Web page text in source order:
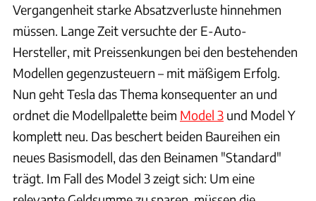
Vergangenheit starke Absatzverluste hinnehmen
müssen. Lange Zeit versuchte der E-Auto-
Hersteller, mit Preissenkungen bei den bestehenden
Modellen gegenzusteuern – mit mäßigem Erfolg.
Nun geht Tesla das Thema konsequenter an und
ordnet die Modellpalette beim Model 3 und Model Y
komplett neu. Das beschert beiden Baureihen ein
neues Basismodell, das den Beinamen "Standard"
trägt. Im Fall des Model 3 zeigt sich: Um eine